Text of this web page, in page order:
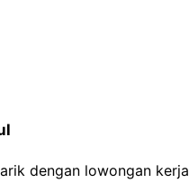
dengan lowongan kerja